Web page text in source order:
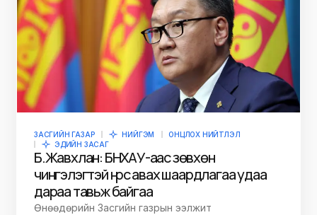
ЗАСГИЙН ГАЗАР НИЙГЭМ
ОНЦЛОХ НИЙТЛЭЛ
ЭДИЙН ЗАСАГ
Б.Жавхлан: БНХАУ-аас зөвхөн
чингэлэгтэй нүүрс авах шаардлагаа удаа
дараа тавьж байгаа
Өнөөдөрийн Засгийн газрын ээлжит